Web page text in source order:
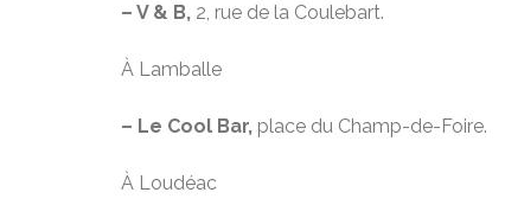
– V & B, 2, rue de la Coulebart.
À Lamballe
– Le Cool Bar, place du Champ-de-Foire.
À Loudéac